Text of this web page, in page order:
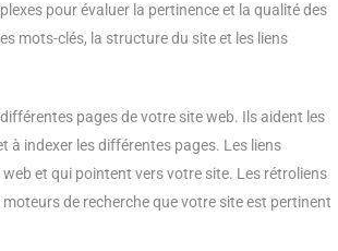
pour évaluer la pertinence et la qualité des
mots-clés, la structure du site et les liens
pages de votre site web. Ils aident les
à indexer les différentes pages. Les liens
et qui pointent vers votre site. Les rétroliens
de recherche que votre site est pertinent